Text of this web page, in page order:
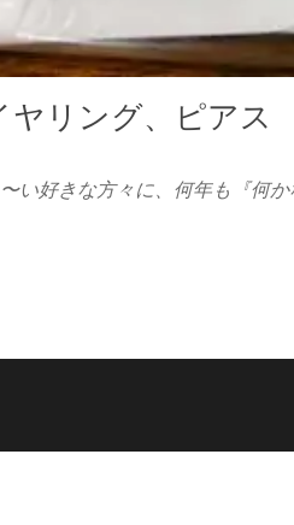
リング、ピアス
い好きな方々に、何年も『何